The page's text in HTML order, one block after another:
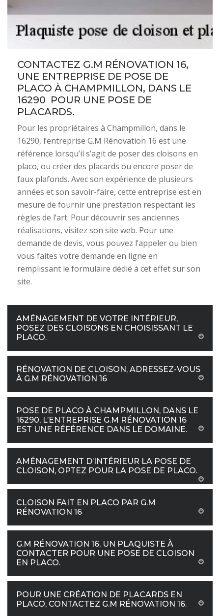
CONTACTEZ G.M RÉNOVATION 16,
UNE ENTREPRISE DE POSE DE
PLACO À CHAMPMILLON, DANS LE
16290 POUR UNE POSE DE
PLACARDS.
Pour les propriétaires à Champmillon, dans le
16290, l’entreprise G.M Rénovation 16 est une
référence lorsqu’il s’agit de poser des cloisons en
placo, ou créer des placards ou encore poser de
faux plafonds. Avec son expérience de plusieurs
années et son savoir-faire, cette entreprise est en
mesure de fournir une prestation respectant les
règles de l’art. Pour découvrir ses anciennes
réalisations, visitez son site web. Pour une
demande de devis, vous pouvez l’appeler ou bien
vous faites votre demande en ligne en
remplissant le formulaire dédié à cet effet sur son
site.
AMÉNAGEMENT DE VOTRE INTÉRIEUR,
POSEZ DES CLOISONS EN CHOISISSANT LE
PLACO.
RÉNOVATION DE CLOISON, ADRESSEZ-VOUS
À G.M RÉNOVATION 16
POSE DE PLACO À CHAMPMILLON, DANS LE
16290, L’ENTREPRISE G.M RÉNOVATION 16
EST UNE RÉFÉRENCE DANS LE DOMAINE.
AMÉNAGEMENT D’INTÉRIEUR LA POSE DE
CLOISON, OPTEZ POUR LA POSE DE PLACO.
CLOISON FAIT EN PLACO PAR G.M
RÉNOVATION 16
G.M RÉNOVATION 16, UN PLAQUISTE À
CONTACTER POUR UNE POSE DE CLOISON
EN PLACO.
POUR UNE CRÉATION DE PLACARDS EN
PLACO, CONTACTEZ G.M RÉNOVATION 16.